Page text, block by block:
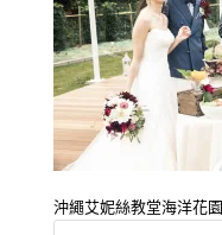
沖繩艾妮絲教堂海洋花